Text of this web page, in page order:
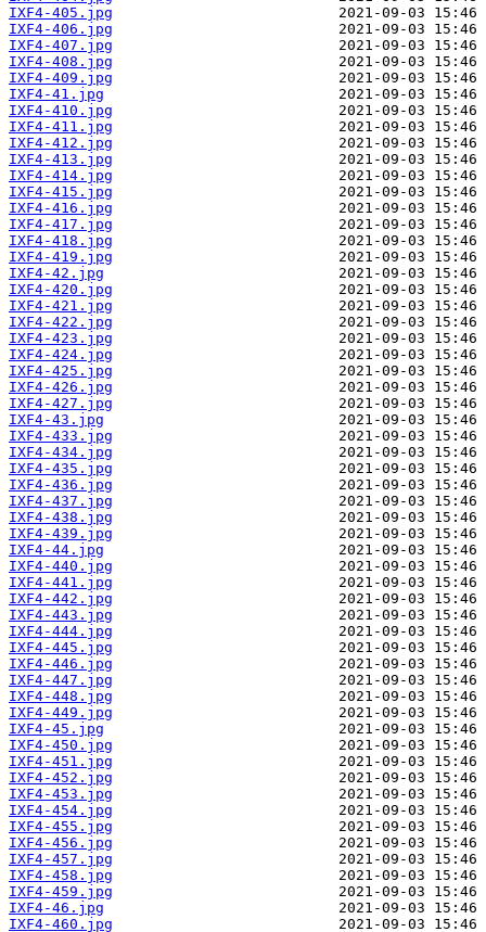
IXF4-405.jpg
IXF4-406.jpg
IXF4-407.jpg
IXF4-408.jpg
IXF4-409.jpg
IXF4-41.jpg
IXF4-410.jpg
IXF4-411.jpg
IXF4-412.jpg
IXF4-413.jpg
IXF4-414.jpg
IXF4-415.jpg
IXF4-416.jpg
IXF4-417.jpg
IXF4-418.jpg
IXF4-419.jpg
IXF4-42.jpg
IXF4-420.jpg
IXF4-421.jpg
IXF4-422.jpg
IXF4-423.jpg
IXF4-424.jpg
IXF4-425.jpg
IXF4-426.jpg
IXF4-427.jpg
IXF4-43.jpg
IXF4-433.jpg
IXF4-434.jpg
IXF4-435.jpg
IXF4-436.jpg
IXF4-437.jpg
IXF4-438.jpg
IXF4-439.jpg
IXF4-44.jpg
IXF4-440.jpg
IXF4-441.jpg
IXF4-442.jpg
IXF4-443.jpg
IXF4-444.jpg
IXF4-445.jpg
IXF4-446.jpg
IXF4-447.jpg
IXF4-448.jpg
IXF4-449.jpg
IXF4-45.jpg
IXF4-450.jpg
IXF4-451.jpg
IXF4-452.jpg
IXF4-453.jpg
IXF4-454.jpg
IXF4-455.jpg
IXF4-456.jpg
IXF4-457.jpg
IXF4-458.jpg
IXF4-459.jpg
IXF4-46.jpg
IXF4-460.jpg